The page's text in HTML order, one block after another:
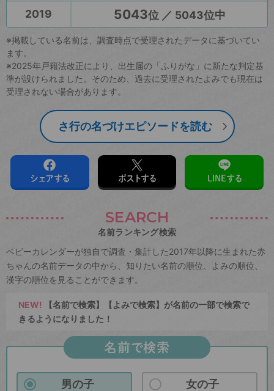
2019
5043位 ／ 5043位中
※掲載している名前は、調査時点で受理されたデータに基づいてい
ます。
※2025年戸籍法改正により、出生届の「ふりがな」に新たな判定基
準が設けられました。そのため、過去に受理されたよみでも現在は
受理されない場合があります。
さ行の名づけエピソードを読む
シェアする ポストする LINEする
SEARCH
名前ランキング検索
ベビーカレンダーが独自で調査・集計した2017年以降に生まれた赤
ちゃんの名前データの中から、知りたい名前の順位、よみの順位、
漢字の順位を見ることができます。
NEW! 【名前で検索】【よみで検索】が名前の一部で検索で
きるようになりました！
名前で検索
男の子 女の子